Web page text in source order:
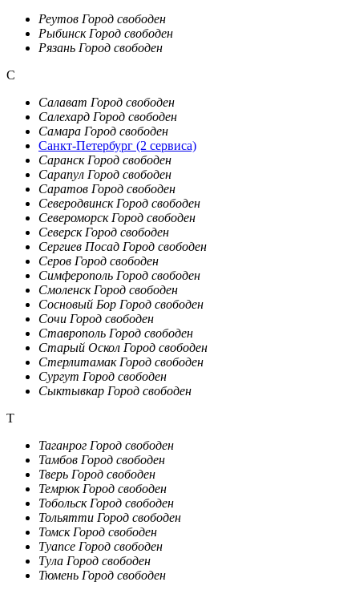
Реутов Город свободен
Рыбинск Город свободен
Рязань Город свободен
С
Салават Город свободен
Салехард Город свободен
Самара Город свободен
Санкт-Петербург (2 сервиса)
Саранск Город свободен
Сарапул Город свободен
Саратов Город свободен
Северодвинск Город свободен
Североморск Город свободен
Северск Город свободен
Сергиев Посад Город свободен
Серов Город свободен
Симферополь Город свободен
Смоленск Город свободен
Сосновый Бор Город свободен
Сочи Город свободен
Ставрополь Город свободен
Старый Оскол Город свободен
Стерлитамак Город свободен
Сургут Город свободен
Сыктывкар Город свободен
Т
Таганрог Город свободен
Тамбов Город свободен
Тверь Город свободен
Темрюк Город свободен
Тобольск Город свободен
Тольятти Город свободен
Томск Город свободен
Туапсе Город свободен
Тула Город свободен
Тюмень Город свободен